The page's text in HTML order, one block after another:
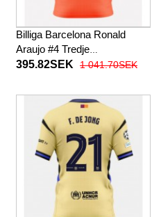
Billiga Barcelona Ronald
Araujo #4 Tredje
fotbollskläder 2025-26
395.82SEK 1 041.70SEK